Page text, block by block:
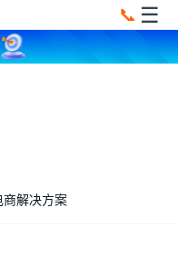
📞 ☰
解决方案